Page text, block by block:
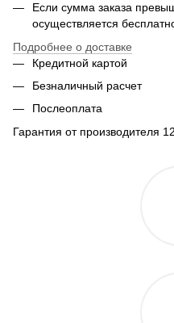
Если сумма заказа
осуществляется
Подробнее о доставке
Кредитной картой
Безналичный расчет
Послеоплата
Гарантия от производителя